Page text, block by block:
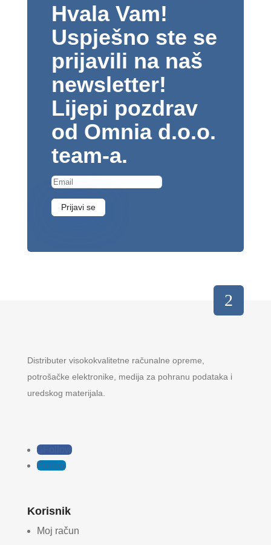
Hvala Vam!
Uspješno ste se
prijavili na naš
newsletter!
Lijepi pozdrav
od Omnia d.o.o.
team-a.
Prijavi se
Distributer visokokvalitetne računalne opreme,
potrošačke elektronike, medija za pohranu podataka i
uredskog materijala.
Follow
Follow
Korisnik
Moj račun